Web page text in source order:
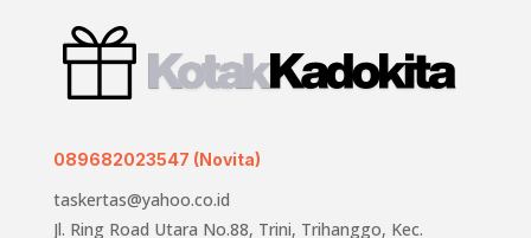
089682023547 (Novita)
taskertas@yahoo.co.id
Jl. Ring Road Utara No.88, Trini, Trihanggo, Kec.